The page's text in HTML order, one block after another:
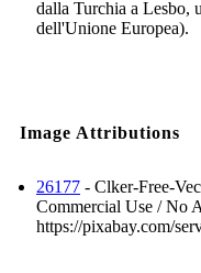
dalla Turchia a Lesbo,
dell'Unione Europea).
Image Attributions
26177 - Clker-Free-
Commercial Use / No
https://pixabay.com/